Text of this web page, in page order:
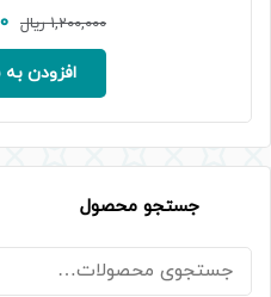
1,200,000 ریال
افزودن
جستجو محصول
جستجو
برای: